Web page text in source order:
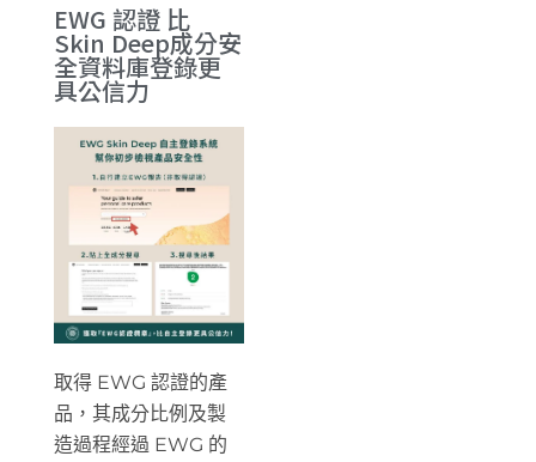
EWG 認證 比
Skin Deep成分安
全資料庫登錄更
具公信力
取得 EWG 認證的產
品，其成分比例及製
造過程經過 EWG 的